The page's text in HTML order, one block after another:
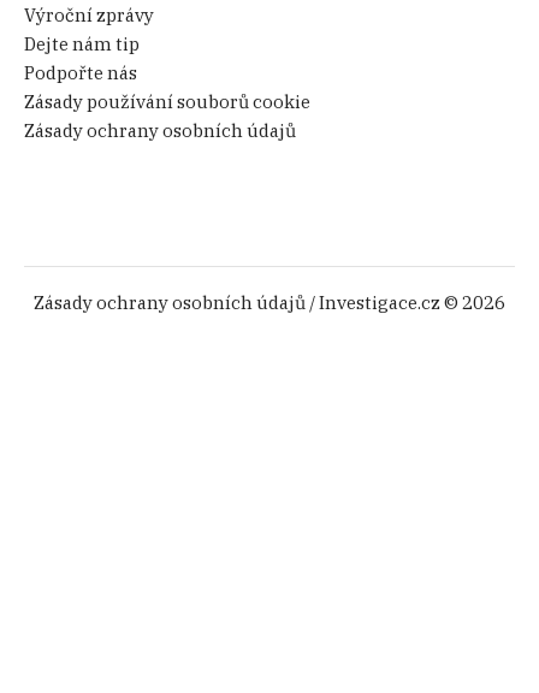
Výroční zprávy
Dejte nám tip
Podpořte nás
Zásady používání souborů cookie
Zásady ochrany osobních údajů
Zásady ochrany osobních údajů / Investigace.cz © 2026